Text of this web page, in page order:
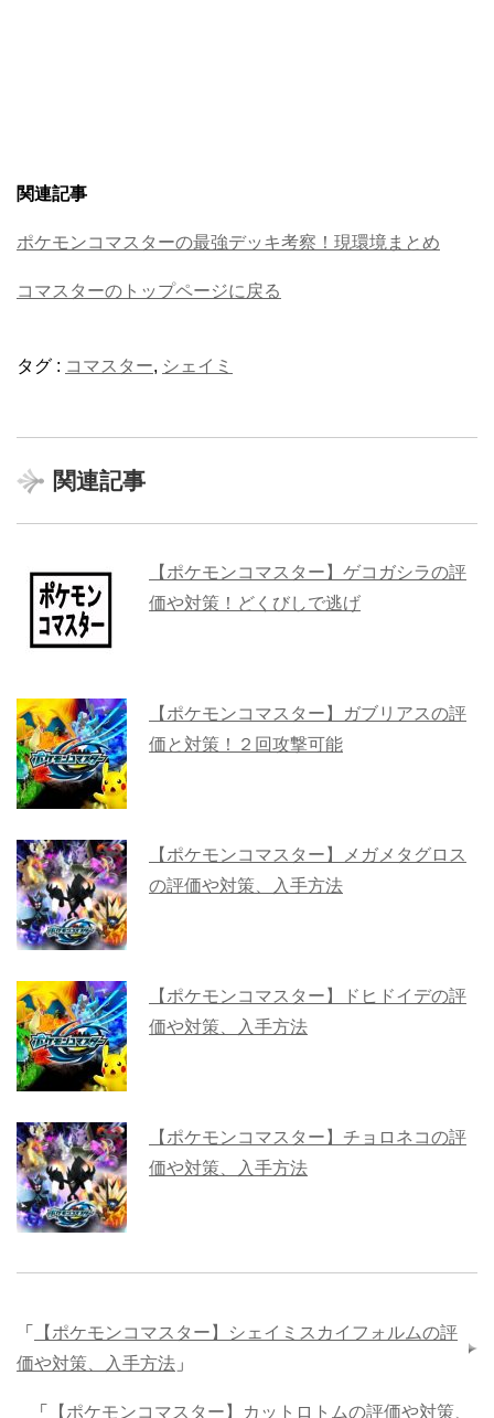
関連記事
ポケモンコマスターの最強デッキ考察！現環境まとめ
コマスターのトップページに戻る
タグ : コマスター, シェイミ
関連記事
【ポケモンコマスター】ゲコガシラの評
価や対策！どくびしで逃げ
【ポケモンコマスター】ガブリアスの評
価と対策！２回攻撃可能
【ポケモンコマスター】メガメタグロス
の評価や対策、入手方法
【ポケモンコマスター】ドヒドイデの評
価や対策、入手方法
【ポケモンコマスター】チョロネコの評
価や対策、入手方法
「
【ポケモンコマスター】シェイミスカイフォルムの評
価や対策、入手方法 」
「 【ポケモンコマスター】カットロトムの評価や対策、